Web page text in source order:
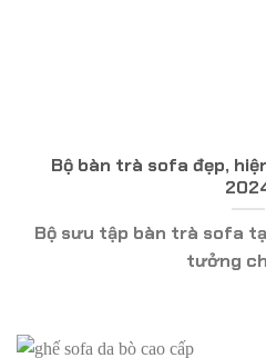
Bộ bàn trà sofa đẹp,
Bộ sưu tập bàn trà sofa
tưởng